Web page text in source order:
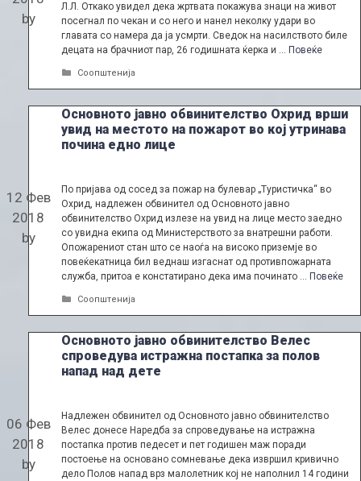
by
Л.Л. Откако увидел дека жртвата покажува знаци на живот
посегнал по чекан и со него и нанел неколку удари во
главата со намера да ја усмрти. Сведок на насилството биле
децата на брачниот пар, 26 годишната ќерка и … Повеќе
Categories
Соопштенија
Основното јавно обвинителство Охрид врши
увид на местото на пожарот во кој утринава
почина едно лице
12 Фев
2018
by
По пријава од сосед за пожар на булевар „Туристичка“ во
Охрид, надлежен обвинител од Основното јавно
обвинителство Охрид излезе на увид на лице место заедно
со увидна екипа од Министерството за внатрешни работи.
Опожарениот стан што се наоѓа на високо приземје во
повеќекатница бил веднаш изгаснат од противпожарната
служба, притоа е констатирано дека има починато … Повеќе
Categories
Соопштенија
Основното јавно обвинителство Велес
спроведува истражна постапка за полов
напад над дете
06 Фев
2018
by
Надлежен обвинител од Основното јавно обвинителство
Велес донесе Наредба за спроведување на истражна
постапка против педесет и пет годишен маж поради
постоење на основано сомневање дека извршил кривично
дело Полов напад врз малолетник кој не наполнил 14 години